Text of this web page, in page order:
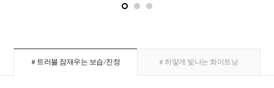
# 트러블 잠재우는 보습/진정 # 하얗게 빛나는 화이트닝